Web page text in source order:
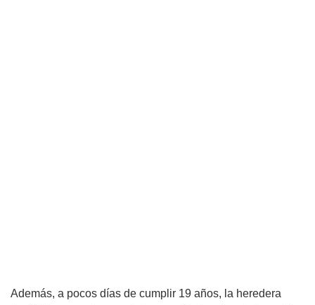
Además, a pocos días de cumplir 19 años, la heredera